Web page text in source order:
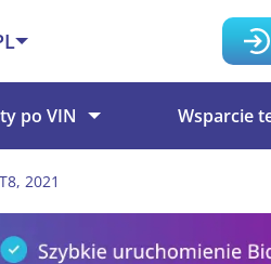
po VIN Wsparcie
2021